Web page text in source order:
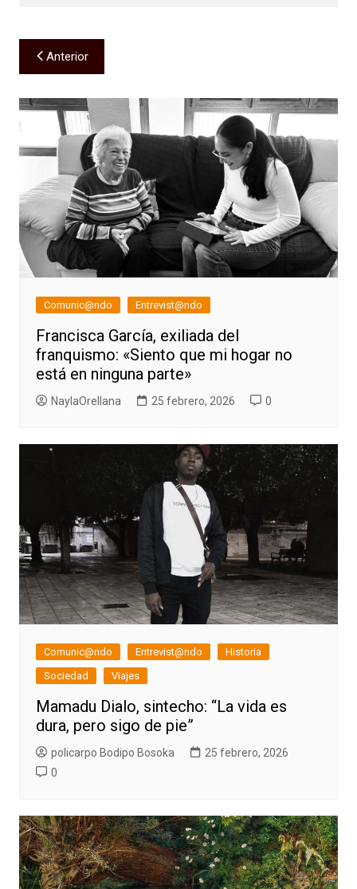
Navegación
de
entradas
Anterior
Comunic@ndo Entrevist@ndo
Francisca García, exiliada del
franquismo: «Siento que mi hogar no
está en ninguna parte»
NaylaOrellana 25 febrero, 2026 0
Comunic@ndo Entrevist@ndo
Historia
Sociedad
Viajes
Mamadu Dialo, sintecho: “La vida es
dura, pero sigo de pie”
policarpo Bodipo Bosoka
25 febrero, 2026
0